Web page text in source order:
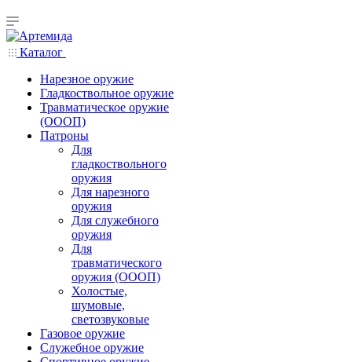
Каталог
Нарезное оружие
Гладкоствольное оружие
Травматическое оружие
(ОООП)
Патроны
Для
гладкоствольного
оружия
Для нарезного
оружия
Для служебного
оружия
Для
травматического
оружия (ОООП)
Холостые,
шумовые,
светозвуковые
Газовое оружие
Служебное оружие